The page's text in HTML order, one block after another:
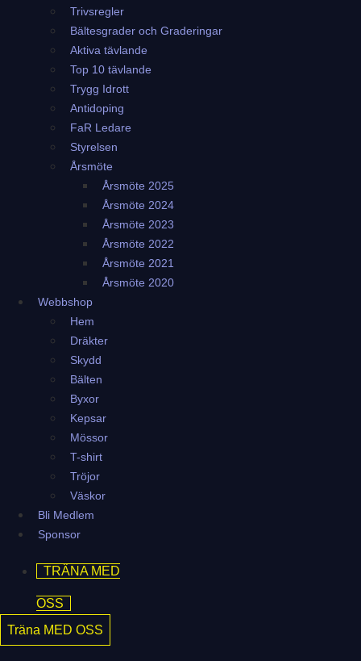
Trivsregler
Bältesgrader och Graderingar
Aktiva tävlande
Top 10 tävlande
Trygg Idrott
Antidoping
FaR Ledare
Styrelsen
Årsmöte
Årsmöte 2025
Årsmöte 2024
Årsmöte 2023
Årsmöte 2022
Årsmöte 2021
Årsmöte 2020
Webbshop
Hem
Dräkter
Skydd
Bälten
Byxor
Kepsar
Mössor
T-shirt
Tröjor
Väskor
Bli Medlem
Sponsor
TRÄNA MED
OSS
Träna MED OSS